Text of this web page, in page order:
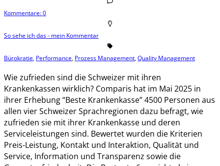
Kommentare: 0
So sehe ich das - mein Kommentar
Bürokratie, Performance, Prozess Management,Quality Management
Wie zufrieden sind die Schweizer mit ihren
Krankenkassen wirklich? Comparis hat im Mai 2025 in
ihrer Erhebung “Beste Krankenkasse” 4500 Personen aus
allen vier Schweizer Sprachregionen dazu befragt, wie
zufrieden sie mit ihrer Krankenkasse und deren
Serviceleistungen sind. Bewertet wurden die Kriterien
Preis-Leistung, Kontakt und Interaktion, Qualität und
Service, Information und Transparenz sowie die